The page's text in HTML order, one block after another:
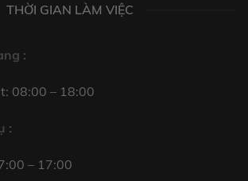
THỜI GIAN LÀM VIỆC
:
08:00 – 18:00
:
– 17:00